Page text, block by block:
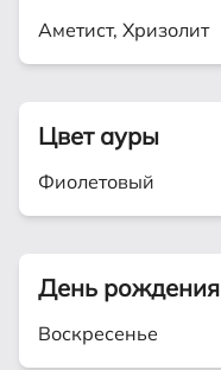
Аметист, Хризолит
Цвет ауры
Фиолетовый
День рождения
Воскресенье